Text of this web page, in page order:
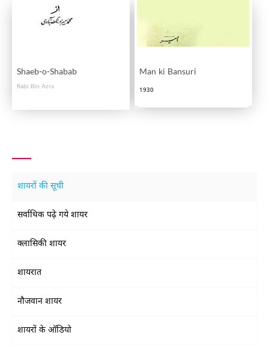
Shaeb-o-Shabab
Rabi Bin Azra
Man ki Bansuri
1930
शायरों की सूची
सर्वाधिक पढ़े गये शायर
क्लासिकी शायर
शायरात
नौजवान शायर
शायरों के ऑडियो